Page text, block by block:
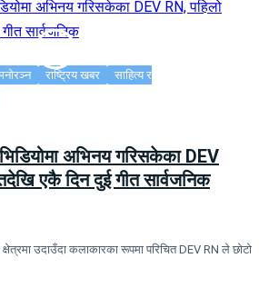
राष्ट्रिय खबर
साहित्य र
अभिनय गरिसकेका DEV
एकै दिन दुई गीत सार्वजनिक
उदाउँदा कलाकारका रूपमा परिचित DEV RN ले छोटो